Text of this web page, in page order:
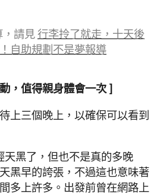
，請見行李拎了就走，十天後
自助規劃不是夢報導
，值得親身體會一次 ]
上三個晚上，以確保可以看到
天黑了，但也不是真的多晚
黑早的誇張，不過這也意味著
多上許多。出發前曾在網路上